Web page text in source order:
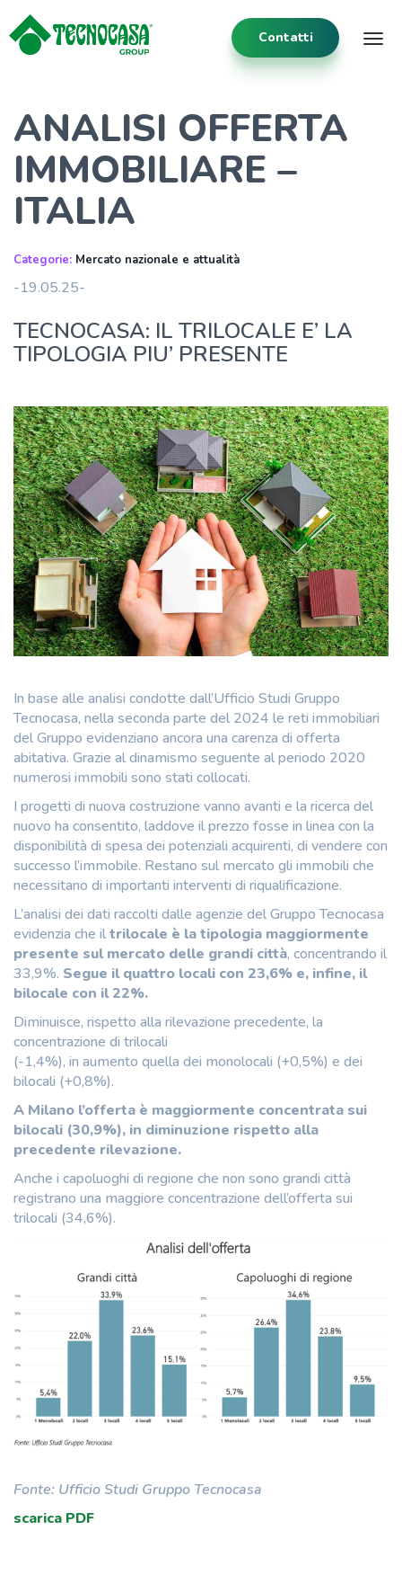
Contatti
ANALISI OFFERTA
IMMOBILIARE –
ITALIA
Categorie: Mercato nazionale e attualità
-19.05.25-
TECNOCASA: IL TRILOCALE E’ LA
TIPOLOGIA PIU’ PRESENTE
In base alle analisi condotte dall’Ufficio Studi Gruppo
Tecnocasa, nella seconda parte del 2024 le reti immobiliari
del Gruppo evidenziano ancora una carenza di offerta
abitativa. Grazie al dinamismo seguente al periodo 2020
numerosi immobili sono stati collocati.
I progetti di nuova costruzione vanno avanti e la ricerca del
nuovo ha consentito, laddove il prezzo fosse in linea con la
disponibilità di spesa dei potenziali acquirenti, di vendere con
successo l’immobile. Restano sul mercato gli immobili che
necessitano di importanti interventi di riqualificazione.
L’analisi dei dati raccolti dalle agenzie del Gruppo Tecnocasa
evidenzia che iltrilocale è la tipologia maggiormente
presente sul mercato delle grandi città, concentrando il
33,9%. Segue il quattro locali con 23,6% e, infine, il
bilocale con il 22%.
Diminuisce, rispetto alla rilevazione precedente, la
concentrazione di trilocali
(-1,4%), in aumento quella dei monolocali (+0,5%) e dei
bilocali (+0,8%).
A Milano l’offerta è maggiormente concentrata sui
bilocali (30,9%), in diminuzione rispetto alla
precedente rilevazione.
Anche i capoluoghi di regione che non sono grandi città
registrano una maggiore concentrazione dell’offerta sui
trilocali (34,6%).
Fonte: Ufficio Studi Gruppo Tecnocasa
scarica PDF